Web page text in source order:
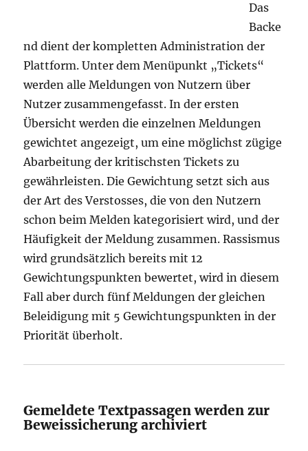
Das
Backe
nd dient der kompletten Administration der
Plattform. Unter dem Menüpunkt „Tickets“
werden alle Meldungen von Nutzern über
Nutzer zusammengefasst. In der ersten
Übersicht werden die einzelnen Meldungen
gewichtet angezeigt, um eine möglichst zügige
Abarbeitung der kritischsten Tickets zu
gewährleisten. Die Gewichtung setzt sich aus
der Art des Verstosses, die von den Nutzern
schon beim Melden kategorisiert wird, und der
Häufigkeit der Meldung zusammen. Rassismus
wird grundsätzlich bereits mit 12
Gewichtungspunkten bewertet, wird in diesem
Fall aber durch fünf Meldungen der gleichen
Beleidigung mit 5 Gewichtungspunkten in der
Priorität überholt.
Gemeldete Textpassagen werden zur
Beweissicherung archiviert